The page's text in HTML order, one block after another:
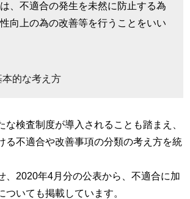
は、不適合の発生を未然に防止する為
向上の為の改善等を行うことをいい
的な考え方
な検査制度が導入されることも踏まえ、
る不適合や改善事項の分類の考え方を統
、2020年4月分の公表から、不適合に加
ついても掲載しています。